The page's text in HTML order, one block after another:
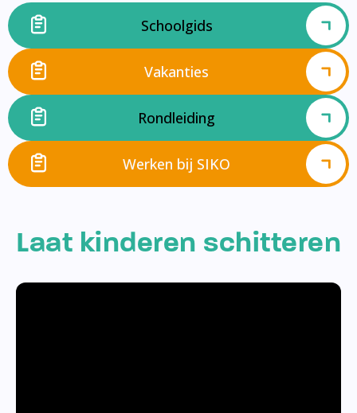
Schoolgids
Vakanties
Rondleiding
Werken bij SIKO
Laat kinderen schitteren